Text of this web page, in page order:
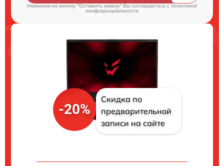
Нажимая на кнопку "Оставить заявку" Вы соглашаетесь cполитикой
конфиденциальности
-20%
Скидка по
предварительной
записи на сайте